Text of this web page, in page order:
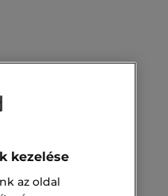
kezelése
az oldal